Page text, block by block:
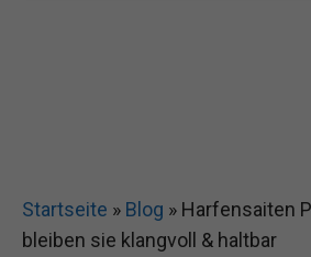
Startseite » Blog » Harfensaiten
bleiben sie klangvoll & haltbar